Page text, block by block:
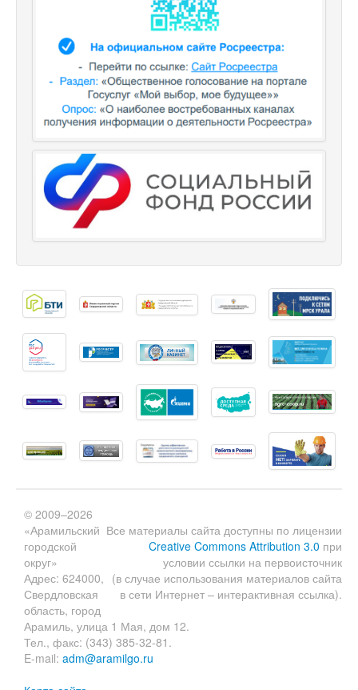
Все материалы сайта доступны по лицензии
Creative Commons Attribution 3.0 при
условии ссылки на первоисточник
(в случае использования материалов сайта
в сети Интернет – интерактивная ссылка).
© 2009–2026
«Арамильский
городской
округ»
Адрес: 624000,
Свердловская
область, город
Арамиль, улица 1 Мая, дом 12.
Тел., факс: (343) 385-32-81.
E-mail: adm@aramilgo.ru